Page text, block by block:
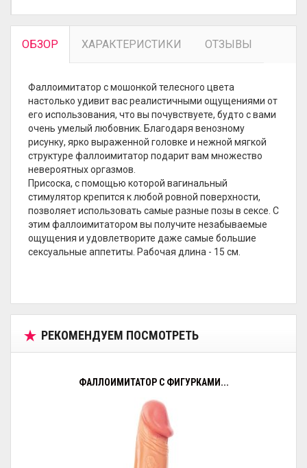
ОБЗОР ХАРАКТЕРИСТИКИ ОТЗЫВЫ
Фаллоимитатор с мошонкой телесного цвета
настолько удивит вас реалистичными ощущениями от
его использования, что вы почувствуете, будто с вами
очень умелый любовник. Благодаря венозному
рисунку, ярко выраженной головке и нежной мягкой
структуре фаллоимитатор подарит вам множество
невероятных оргазмов.
Присоска, с помощью которой вагинальный
стимулятор крепится к любой ровной поверхности,
позволяет использовать самые разные позы в сексе. С
этим фаллоимитатором вы получите незабываемые
ощущения и удовлетворите даже самые большие
сексуальные аппетиты. Рабочая длина - 15 см.
РЕКОМЕНДУЕМ ПОСМОТРЕТЬ
ФАЛЛОИМИТАТОР С ФИГУРКАМИ...